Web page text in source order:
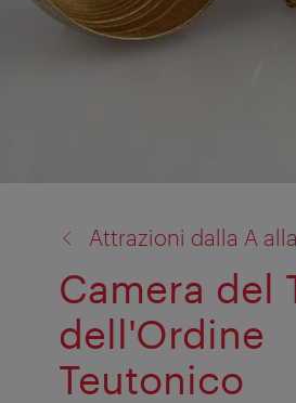
Attrazioni dalla A
Camera del
dell'Ordine
Teutonico